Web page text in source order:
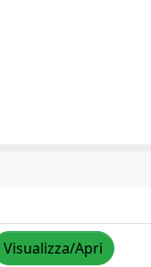
Visualizza/Apri